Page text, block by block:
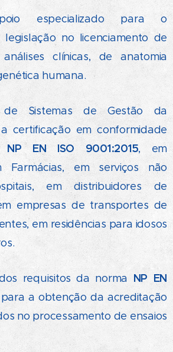
especializado para o
no licenciamento de
clínicas, de anatomia
humana.
de Sistemas de Gestão da
certificação em conformidade
NP EN ISO 9001:2015, em
Farmácias, em serviços não
em distribuidores de
empresas de transportes de
em residências para idosos
requisitos da norma NP EN
para a obtenção da acreditação
no processamento de ensaios